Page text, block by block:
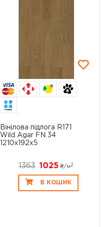
6
Вінілова підлога R171
Wild Agar FN 34
1210x192x5
1363 1025₴/м2
В КОШИК